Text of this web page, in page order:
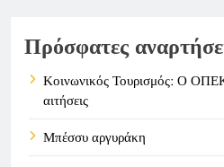
Πρόσφατες
Κοινωνικός Τουρισμός: Ο
αιτήσεις
Μπέσσυ αργυράκη